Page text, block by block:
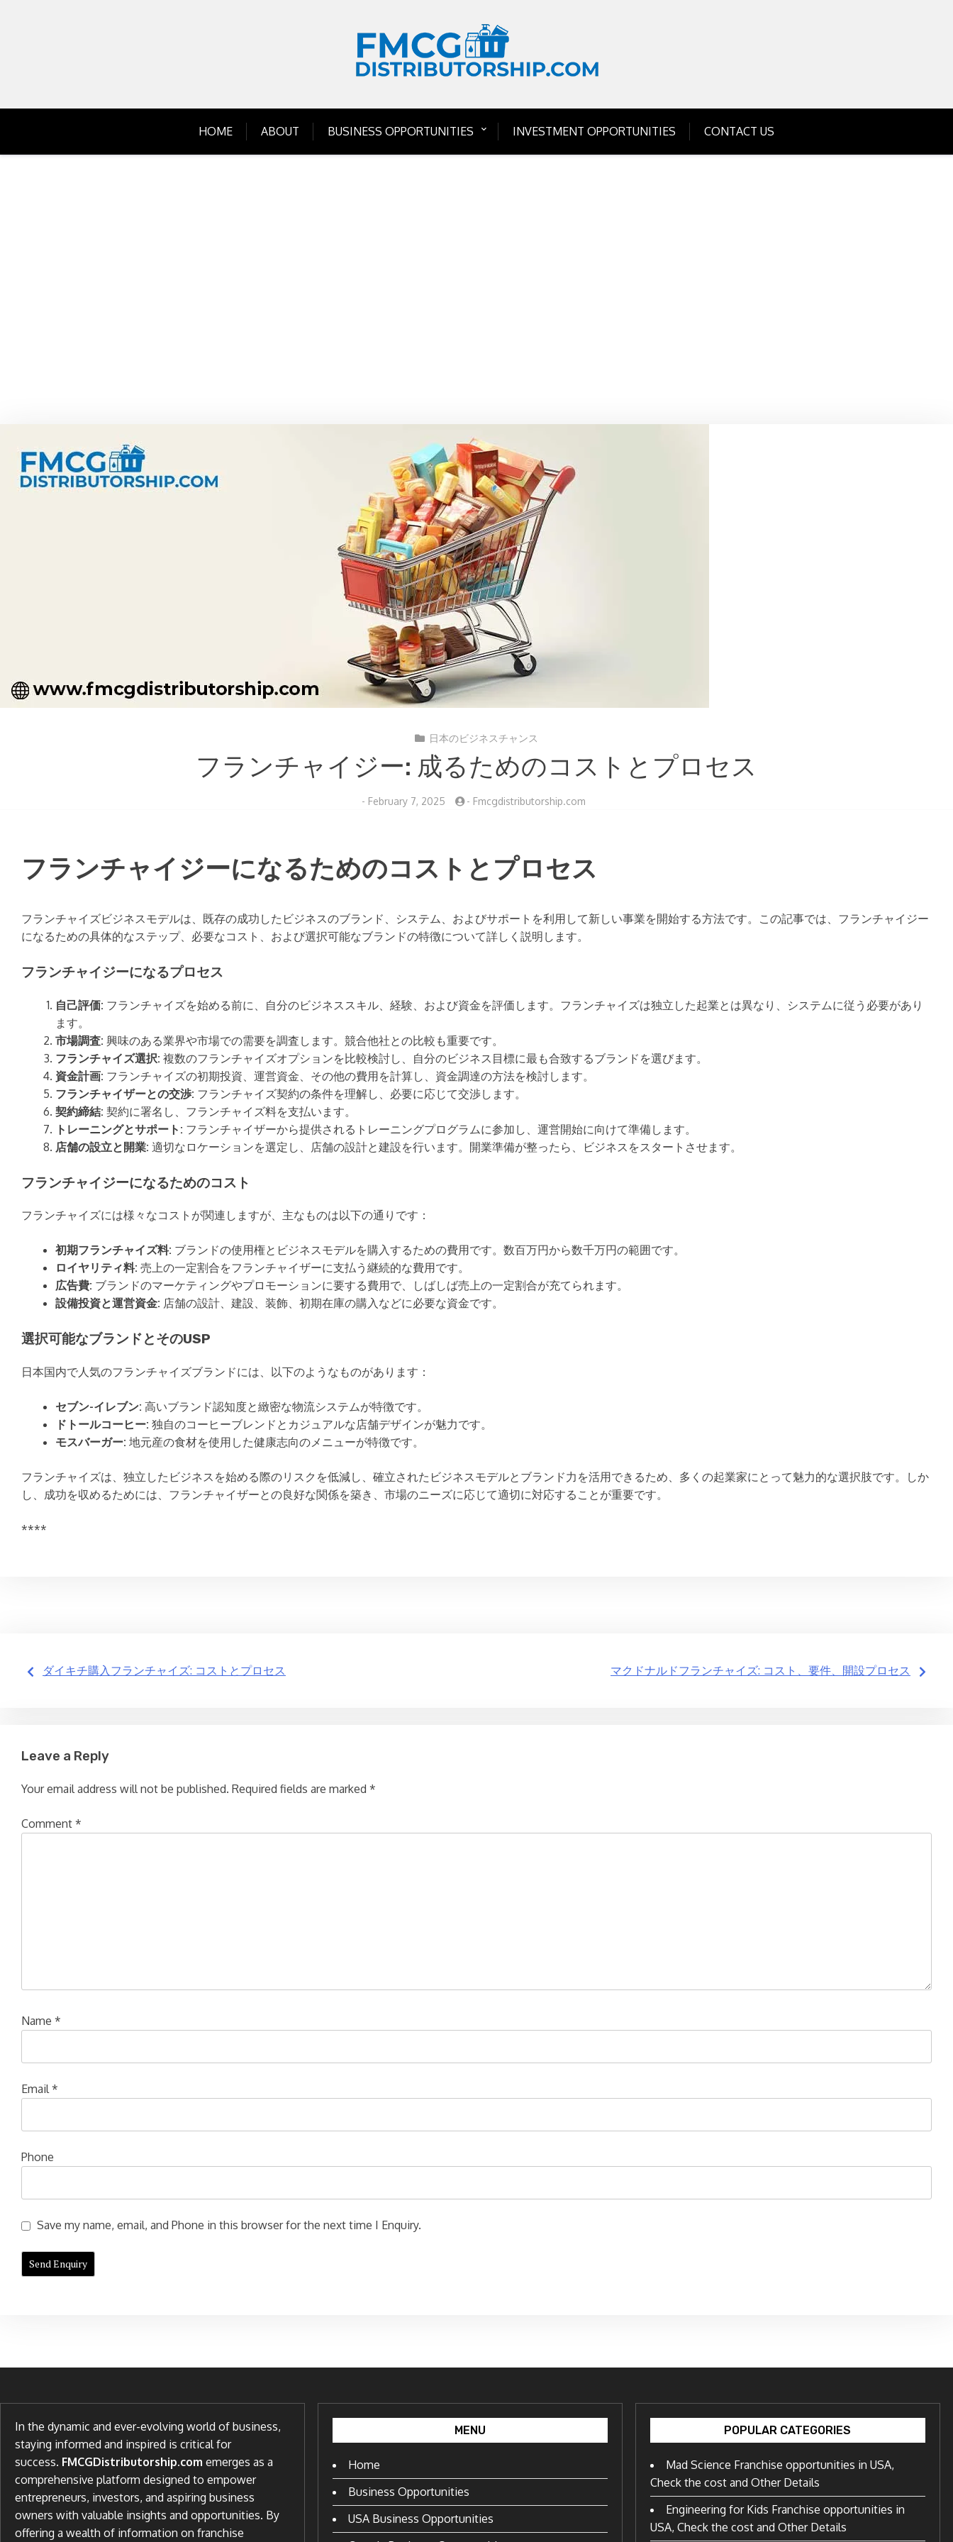
HOME ABOUT BUSINESS OPPORTUNITIES INVESTMENT OPPORTUNITIES CONTACT US
日本のビジネスチャンス
フランチャイジー: 成るためのコストとプロセス
- February 7, 2025 - Fmcgdistributorship.com
フランチャイジーになるためのコストとプロセス
フランチャイズビジネスモデルは、既存の成功したビジネスのブランド、システム、およびサポートを利用して新しい事業を開始する方法です。この記事では、フランチャイジー
になるための具体的なステップ、必要なコスト、および選択可能なブランドの特徴について詳しく説明します。
フランチャイジーになるプロセス
自己評価: フランチャイズを始める前に、自分のビジネススキル、経験、および資金を評価します。フランチャイズは独立した起業とは異なり、システムに従う必要があり
ます。
市場調査: 興味のある業界や市場での需要を調査します。競合他社との比較も重要です。
フランチャイズ選択: 複数のフランチャイズオプションを比較検討し、自分のビジネス目標に最も合致するブランドを選びます。
資金計画: フランチャイズの初期投資、運営資金、その他の費用を計算し、資金調達の方法を検討します。
フランチャイザーとの交渉: フランチャイズ契約の条件を理解し、必要に応じて交渉します。
契約締結: 契約に署名し、フランチャイズ料を支払います。
トレーニングとサポート: フランチャイザーから提供されるトレーニングプログラムに参加し、運営開始に向けて準備します。
店舗の設立と開業: 適切なロケーションを選定し、店舗の設計と建設を行います。開業準備が整ったら、ビジネスをスタートさせます。
フランチャイジーになるためのコスト
フランチャイズには様々なコストが関連しますが、主なものは以下の通りです：
初期フランチャイズ料: ブランドの使用権とビジネスモデルを購入するための費用です。数百万円から数千万円の範囲です。
ロイヤリティ料: 売上の一定割合をフランチャイザーに支払う継続的な費用です。
広告費: ブランドのマーケティングやプロモーションに要する費用で、しばしば売上の一定割合が充てられます。
設備投資と運営資金: 店舗の設計、建設、装飾、初期在庫の購入などに必要な資金です。
選択可能なブランドとそのUSP
日本国内で人気のフランチャイズブランドには、以下のようなものがあります：
セブン-イレブン: 高いブランド認知度と緻密な物流システムが特徴です。
ドトールコーヒー: 独自のコーヒーブレンドとカジュアルな店舗デザインが魅力です。
モスバーガー: 地元産の食材を使用した健康志向のメニューが特徴です。
フランチャイズは、独立したビジネスを始める際のリスクを低減し、確立されたビジネスモデルとブランド力を活用できるため、多くの起業家にとって魅力的な選択肢です。しか
し、成功を収めるためには、フランチャイザーとの良好な関係を築き、市場のニーズに応じて適切に対応することが重要です。
****
Post
ダイキチ購入フランチャイズ: コストとプロセス マクドナルドフランチャイズ: コスト、要件、開設プロセス
Leave a Reply
Your email address will not be published. Required fields are marked *
Comment *
Name *
Email *
Phone
Save my name, email, and Phone in this browser for the next time I Enquiry.
In the dynamic and ever-evolving world of business,
staying informed and inspired is critical for
success. FMCGDistributorship.com emerges as a
comprehensive platform designed to empower
entrepreneurs, investors, and aspiring business
owners with valuable insights and opportunities. By
offering a wealth of information on franchise
MENU
Home
Business Opportunities
USA Business Opportunities
POPULAR CATEGORIES
Mad Science Franchise opportunities in USA,
Check the cost and Other Details
Engineering for Kids Franchise opportunities in
USA, Check the cost and Other Details